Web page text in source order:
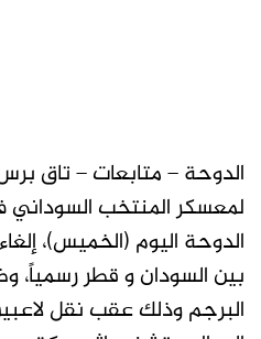
الدوحة – متابعات – تاق
لمعسكر المنتخب السوداني
الدوحة اليوم (الخميس)، إلغاء
بين السودان و قطر رسمياً،
البرجم وذلك عقب نقل